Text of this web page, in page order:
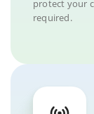
protect your
required.